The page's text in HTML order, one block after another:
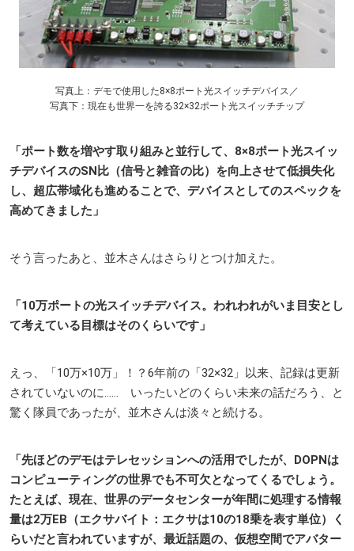
写真上：デモで使用した8×8ポート光スイッチデバイス／
写真下：現在も世界一を誇る32×32ポート光スイッチチップ
「ポート数を増やす取り組みと並行して、8×8ポート光スイッ
チデバイスのSN比（信号と雑音の比）を向上させて低損失化
し、超広帯域化も進めることで、デバイスとしてのスペックを
高めてきました」
そう言ったあと、並木さんはさらりとつけ加えた。
「10万ポートの光スイッチデバイス。われわれがいま目安とし
て考えている目標はそのくらいです」
えっ、「10万×10万」！？6年前の「32×32」以来、記録は更新
されていないのに…… いったいどのくらい未来の話だろう、と
驚く隊員であったが、並木さんは淡々と続ける。
「先ほどのデモはテレセッションへの活用でしたが、DOPNは
コンピューティングの世界でも不可欠となってくるでしょう。
たとえば、現在、世界のデータセンターが年間に処理する情報
量は2万EB（エクサバイト：エクサは10の18乗を表す単位）く
らいだと言われていますが、最近話題の、仮想空間でアバター